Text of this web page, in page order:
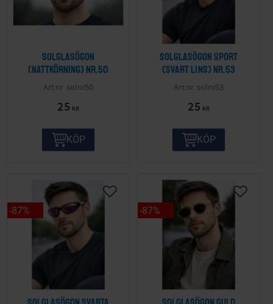
Solglasögon
(nattkörning) nr.50
solnr50
25 KR
KÖP
Solglasögon sport
(svart lins) nr.53
solnr53
25 KR
KÖP
87% 87%